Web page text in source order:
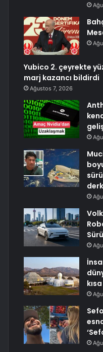
Yubico 2. çeyrekte
marj kazancı bildirdi
Ağustos 7, 2026